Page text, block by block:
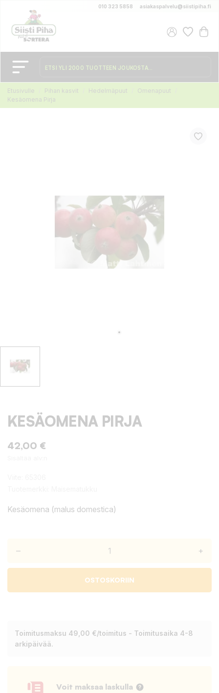
010 323 5858 asiakaspalvelu@siistipiha.fi
Etusivulle Pihan kasvit Hedelmäpuut
Omenapuut
Kesäomena Pirja
KESÄOMENA PIRJA
42,00 €
Kesäomena (malus domestica)
– +
OSTOSKORIIN
Toimitusmaksu 49,00 €/toimitus - Toimitusaika 4-8
arkipäivää.
Voit maksaa laskulla